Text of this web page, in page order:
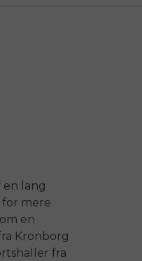
en lang
for mere
en
Kronborg
fra